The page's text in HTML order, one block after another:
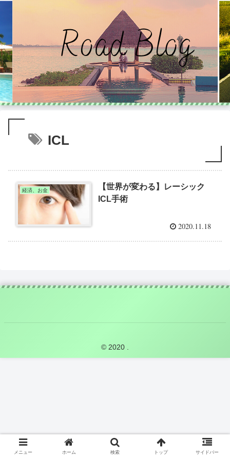
ICL
経済、お金
【世界が変わる】レーシック
ICL手術
2020.11.18
© 2020 .
メニュー ホーム 検索 トップ サイドバー